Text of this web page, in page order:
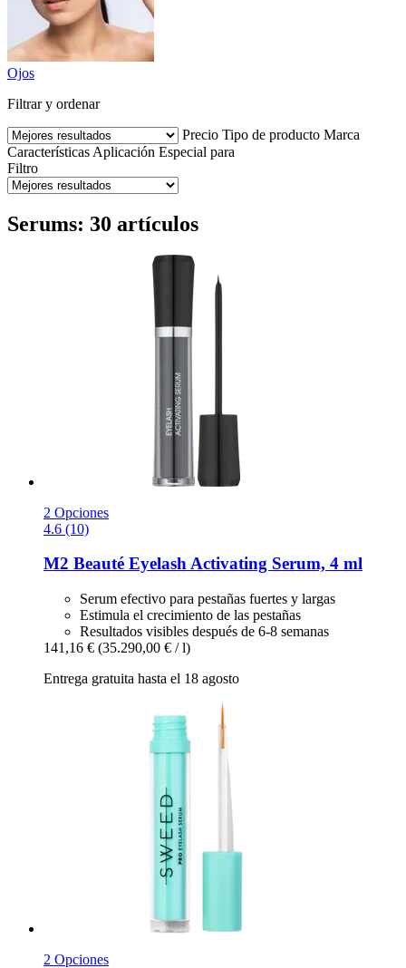
Ojos
Filtrar y ordenar
Precio Tipo de producto Marca
Características Aplicación Especial para
Filtro
Serums: 30 artículos
2 Opciones
4.6 (10)
M2 Beauté Eyelash Activating Serum, 4 ml
Serum efectivo para pestañas fuertes y largas
Estimula el crecimiento de las pestañas
Resultados visibles después de 6-8 semanas
141,16 € (35.290,00 € / l)
Entrega gratuita hasta el 18 agosto
2 Opciones